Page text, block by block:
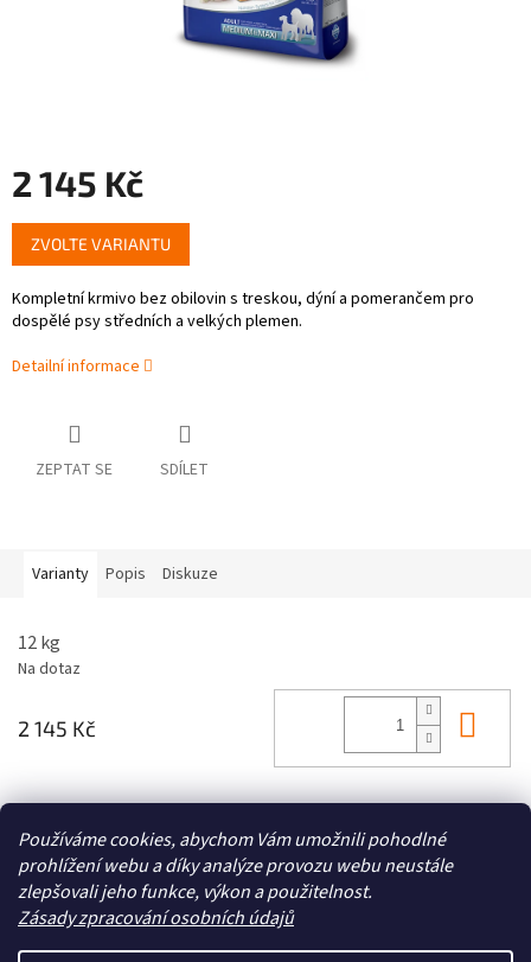
Používáme cookies, abychom Vám umožnili pohodlné
prohlížení webu a díky analýze provozu webu neustále
zlepšovali jeho funkce, výkon a použitelnost.
Zásady zpracování osobních údajů
2 145 Kč
Měrná
cena:
ZVOLTE VARIANTU
Kompletní krmivo bez obilovin s treskou, dýní a pomerančem pro
dospělé psy středních a velkých plemen.
Detailní informace
ZEPTAT SE SDÍLET
Varianty Popis Diskuze
12 kg
Na dotaz
2 145 Kč
Zboží.cz Heureka.cz